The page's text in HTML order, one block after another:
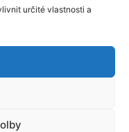
určité vlastnosti a